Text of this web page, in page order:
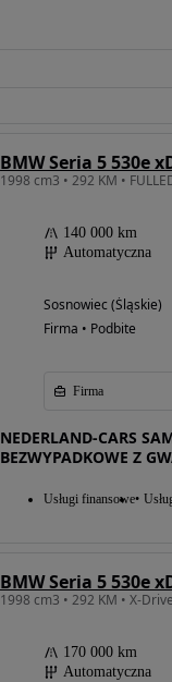
BMW Seria 5 530e
140 000 km
Automatyczna
Sosnowiec (Śląskie)
Firma • Podbite
Firma
NEDERLAND-CARS
BEZWYPADKOWE Z
Usługi finansowe
BMW Seria 5 530e
170 000 km
Automatyczna